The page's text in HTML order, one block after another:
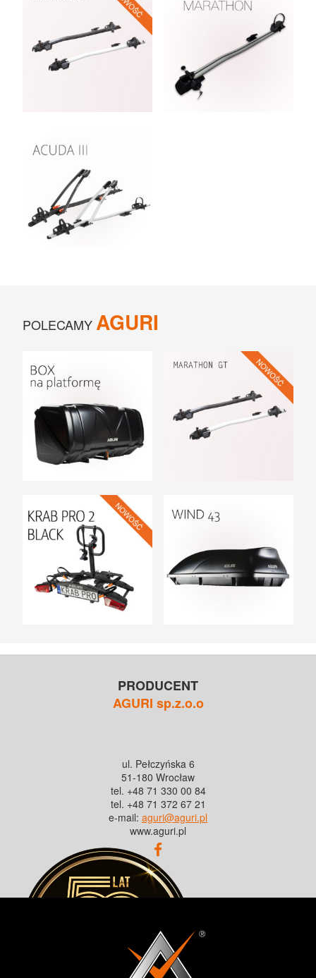
POLECAMYAGURI
PRODUCENT
AGURI sp.z.o.o
ul. Pełczyńska 6
51-180 Wrocław
tel. +48 71 330 00 84
tel. +48 71 372 67 21
e-mail: aguri@aguri.pl
www.aguri.pl
